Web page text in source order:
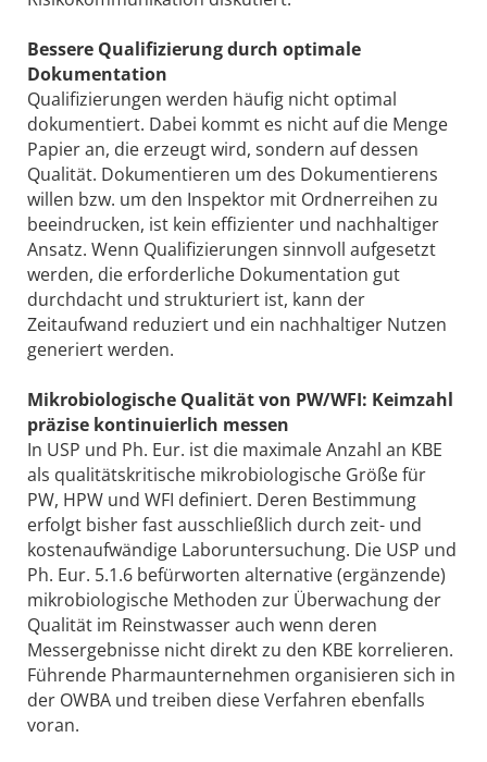
Bessere Qualifizierung durch optimale
Dokumentation
Qualifizierungen werden häufig nicht optimal
dokumentiert. Dabei kommt es nicht auf die Menge
Papier an, die erzeugt wird, sondern auf dessen
Qualität. Dokumentieren um des Dokumentierens
willen bzw. um den Inspektor mit Ordnerreihen zu
beeindrucken, ist kein effizienter und nachhaltiger
Ansatz. Wenn Qualifizierungen sinnvoll aufgesetzt
werden, die erforderliche Dokumentation gut
durchdacht und strukturiert ist, kann der
Zeitaufwand reduziert und ein nachhaltiger Nutzen
generiert werden.
Mikrobiologische Qualität von PW/WFI: Keimzahl
präzise kontinuierlich messen
In USP und Ph. Eur. ist die maximale Anzahl an KBE
als qualitätskritische mikrobiologische Größe für
PW, HPW und WFI definiert. Deren Bestimmung
erfolgt bisher fast ausschließlich durch zeit- und
kostenaufwändige Laboruntersuchung. Die USP und
Ph. Eur. 5.1.6 befürworten alternative (ergänzende)
mikrobiologische Methoden zur Überwachung der
Qualität im Reinstwasser auch wenn deren
Messergebnisse nicht direkt zu den KBE korrelieren.
Führende Pharmaunternehmen organisieren sich in
der OWBA und treiben diese Verfahren ebenfalls
voran.